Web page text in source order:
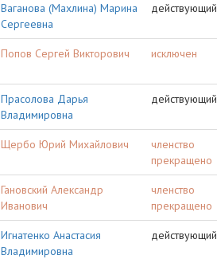
Ваганова (Махлина) Марина
Сергеевна
действующий
Попов Сергей Викторович исключен
Прасолова Дарья
Владимировна
действующий
Щербо Юрий Михайлович
членство
прекращено
Гановский Александр
Иванович
членство
прекращено
Игнатенко Анастасия
Владимировна
действующий